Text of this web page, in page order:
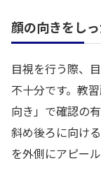
顔の向きをし
目視を行う際、
不十分です。教
向き」で確認の
斜め後ろに向け
を外側にアピー